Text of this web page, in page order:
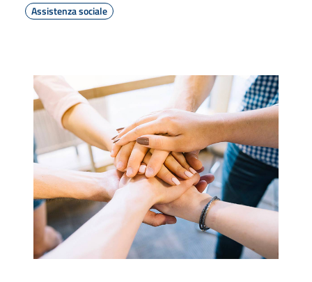
Assistenza sociale